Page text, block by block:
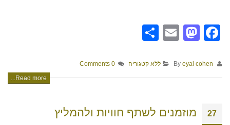
Facebook
Mastodon
Email
eyal cohen ללא קטגוריה 0 Comments
Read more...
27 מוזמנים לשתף חוויות ולהמליץ